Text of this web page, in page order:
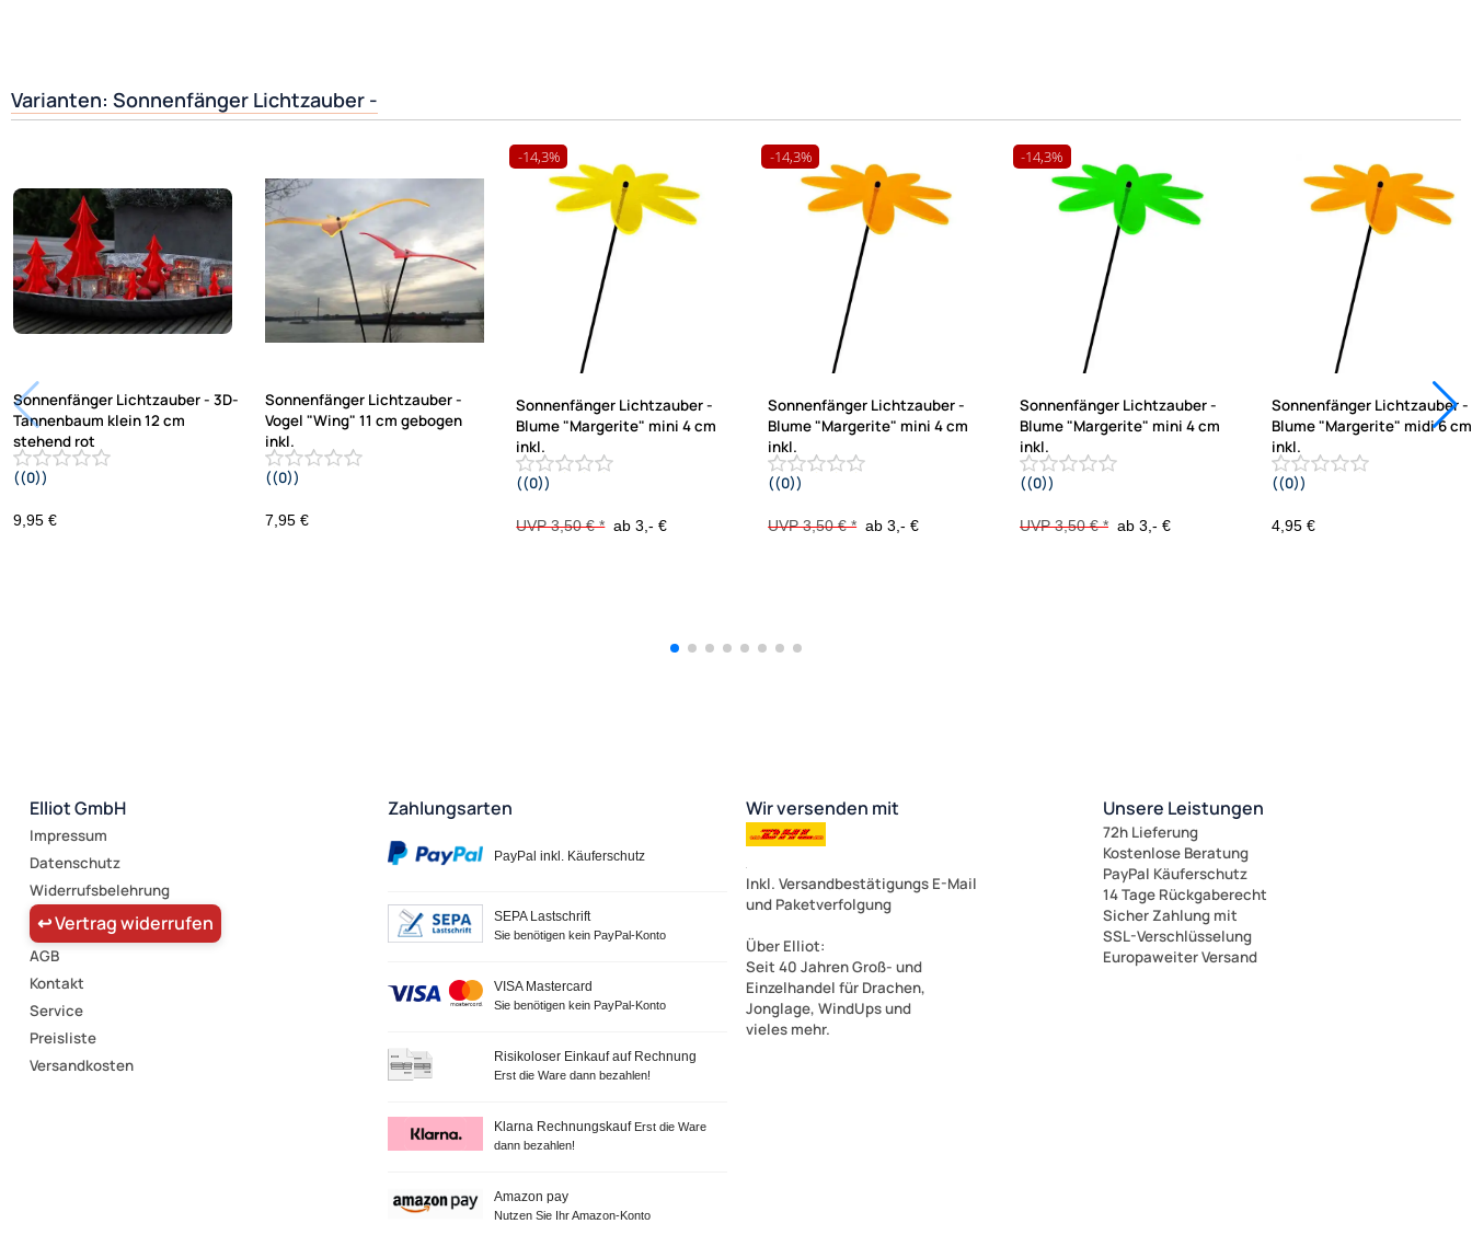
Varianten: Sonnenfänger Lichtzauber -
Sonnenfänger Lichtzauber - 3D-
Tannenbaum klein 12 cm
stehend rot
((0))
9,95 €
Sonnenfänger Lichtzauber -
Vogel "Wing" 11 cm gebogen
inkl.
30 cm Stab gelb
((0))
7,95 €
-14,3%
Sonnenfänger Lichtzauber -
Blume "Margerite" mini 4 cm
inkl.
20 cm Stab gelb
((0))
UVP 3,50 € *ab 3,- €
-14,3%
Sonnenfänger Lichtzauber -
Blume "Margerite" mini 4 cm
inkl.
20 cm Stab orange
((0))
UVP 3,50 € *ab 3,- €
-14,3%
Sonnenfänger Lichtzauber -
Blume "Margerite" mini 4 cm
inkl.
20 cm Stab grün
((0))
UVP 3,50 € *ab 3,- €
Sonnenfänger Lichtzauber -
Blume "Margerite" midi 6 cm
inkl.
25 cm Stab orange
((0))
4,95 €
Elliot GmbH
Impressum
Datenschutz
Widerrufsbelehrung
↩ Vertrag widerrufen
AGB
Kontakt
Service
Preisliste
Versandkosten
Zahlungsarten
PayPal inkl. Käuferschutz
SEPA Lastschrift
Sie benötigen kein PayPal-Konto
VISA Mastercard
Sie benötigen kein PayPal-Konto
Risikoloser Einkauf auf Rechnung
Erst die Ware dann bezahlen!
Klarna Rechnungskauf Erst die Ware
dann bezahlen!
Amazon pay
Nutzen Sie Ihr Amazon-Konto
Wir versenden mit
Inkl. Versandbestätigungs E-Mail
und Paketverfolgung
Über Elliot:
Seit 40 Jahren Groß- und
Einzelhandel für Drachen,
Jonglage, WindUps und
vieles mehr.
Unsere Leistungen
72h Lieferung
Kostenlose Beratung
PayPal Käuferschutz
14 Tage Rückgaberecht
Sicher Zahlung mit
SSL-Verschlüsselung
Europaweiter Versand